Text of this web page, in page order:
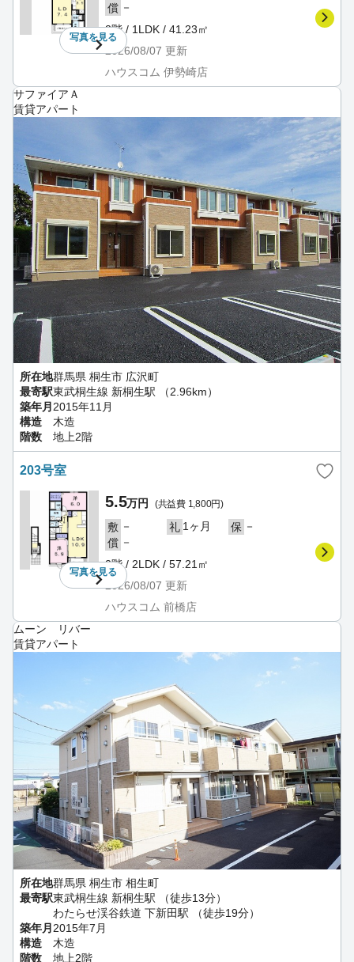
写真を見る
償 －
2階 / 1LDK / 41.23㎡
2026/08/07 更新
ハウスコム 伊勢崎店
サファイアＡ
賃貸アパート
所在地群馬県 桐生市 広沢町
最寄駅東武桐生線 新桐生駅 （2.96km）
築年月 2015年11月
構造
木造
階数
地上2階
203号室
写真を見る
5.5万円 (共益費 1,800円)
敷 － 礼 1ヶ月 保 －
償 －
2階 / 2LDK / 57.21㎡
2026/08/07 更新
ハウスコム 前橋店
ムーン リバー
賃貸アパート
所在地群馬県 桐生市 相生町
最寄駅東武桐生線 新桐生駅 （徒歩13分）
わたらせ渓谷鉄道 下新田駅 （徒歩19分）
築年月 2015年7月
構造
木造
階数
地上2階